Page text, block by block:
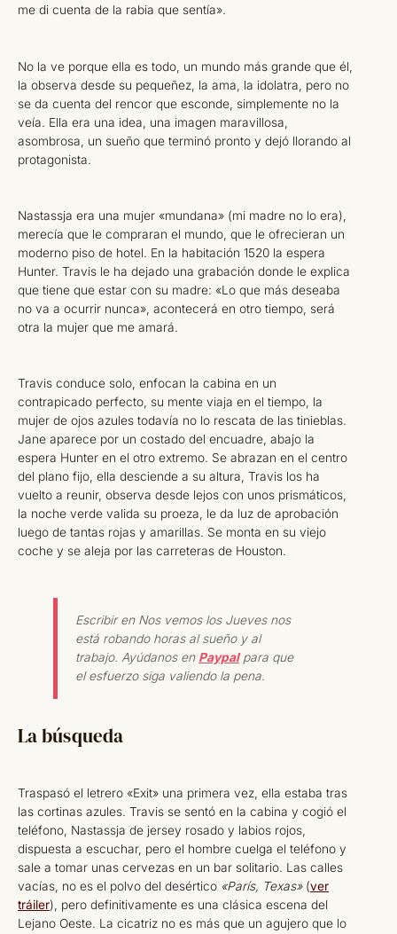
me di cuenta de la rabia que sentía».
No la ve porque ella es todo, un mundo más grande que él,
la observa desde su pequeñez, la ama, la idolatra, pero no
se da cuenta del rencor que esconde, simplemente no la
veía. Ella era una idea, una imagen maravillosa,
asombrosa, un sueño que terminó pronto y dejó llorando al
protagonista.
Nastassja era una mujer «mundana» (mi madre no lo era),
merecía que le compraran el mundo, que le ofrecieran un
moderno piso de hotel. En la habitación 1520 la espera
Hunter. Travis le ha dejado una grabación donde le explica
que tiene que estar con su madre: «Lo que más deseaba
no va a ocurrir nunca», acontecerá en otro tiempo, será
otra la mujer que me amará.
Travis conduce solo, enfocan la cabina en un
contrapicado perfecto, su mente viaja en el tiempo, la
mujer de ojos azules todavía no lo rescata de las tinieblas.
Jane aparece por un costado del encuadre, abajo la
espera Hunter en el otro extremo. Se abrazan en el centro
del plano fijo, ella desciende a su altura, Travis los ha
vuelto a reunir, observa desde lejos con unos prismáticos,
la noche verde valida su proeza, le da luz de aprobación
luego de tantas rojas y amarillas. Se monta en su viejo
coche y se aleja por las carreteras de Houston.
Escribir en Nos vemos los Jueves nos
está robando horas al sueño y al
trabajo. Ayúdanos en Paypalpara que
el esfuerzo siga valiendo la pena.
La búsqueda
Traspasó el letrero «Exit» una primera vez, ella estaba tras
las cortinas azules. Travis se sentó en la cabina y cogió el
teléfono, Nastassja de jersey rosado y labios rojos,
dispuesta a escuchar, pero el hombre cuelga el teléfono y
sale a tomar unas cervezas en un bar solitario. Las calles
vacías, no es el polvo del desértico «París, Texas»(ver
tráiler), pero definitivamente es una clásica escena del
Lejano Oeste. La cicatriz no es más que un agujero que lo